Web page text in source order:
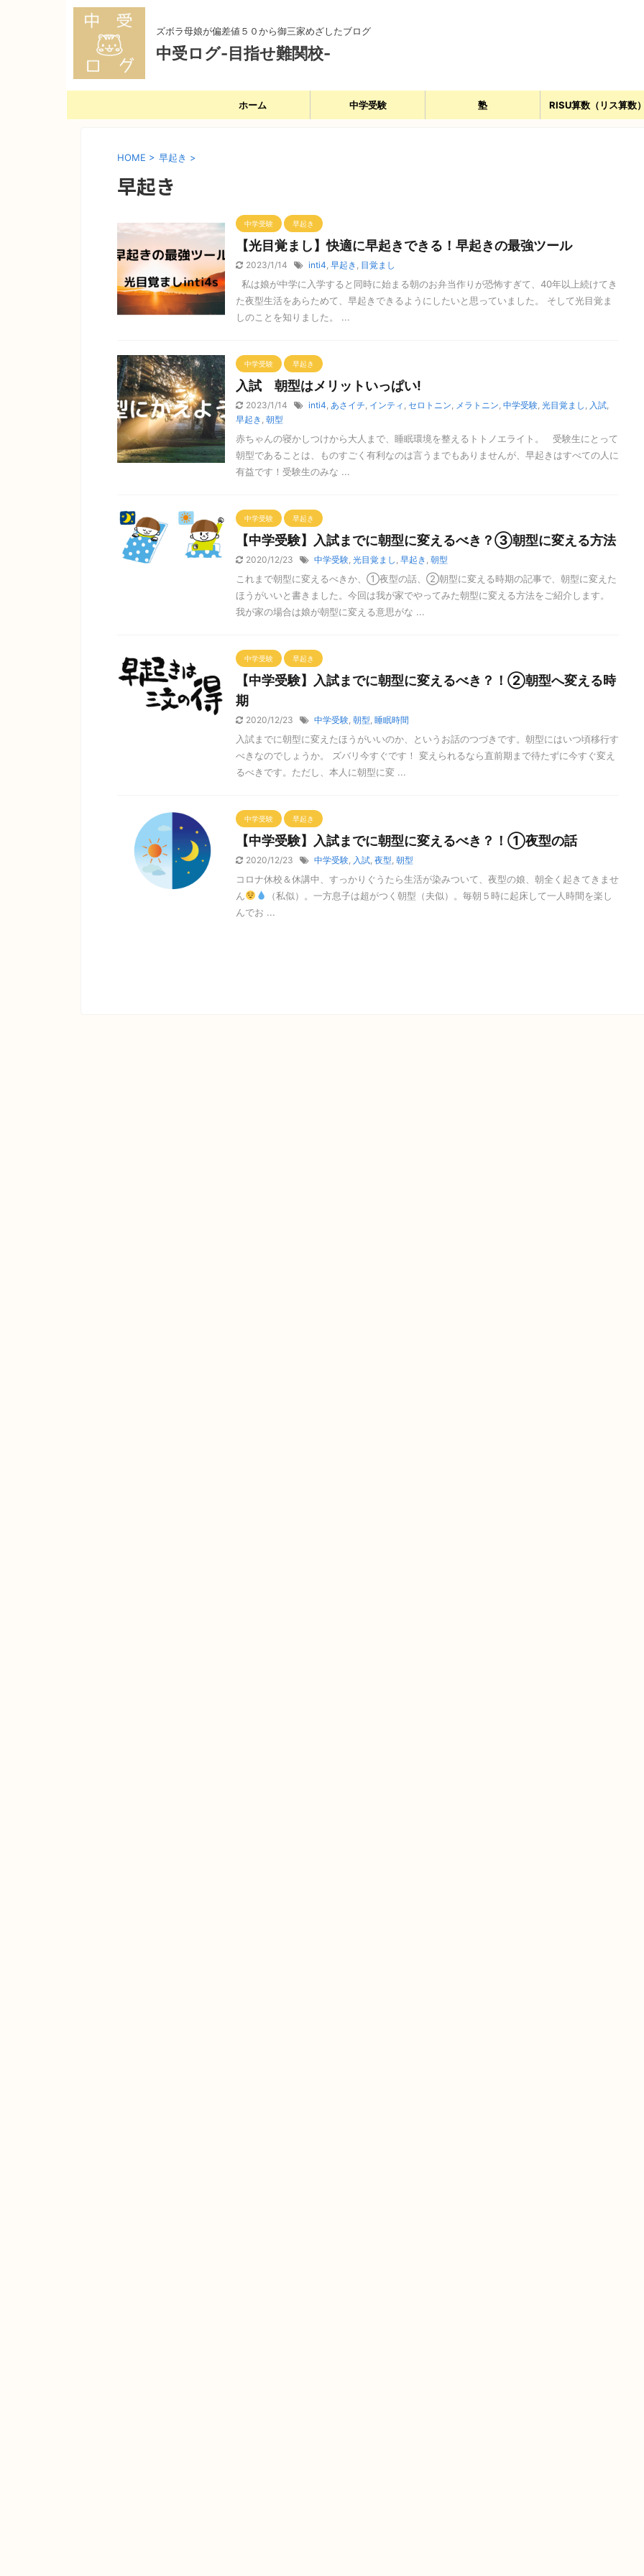
ズボラ母娘が偏差値５０から御三家めざしたブログ
中受ログ-目指せ難関校-
ホーム 中学受験 塾 RISU算数（リス算数
HOME > 早起き >
早起き
中学受験 早起き
【光目覚まし】快適に早起きできる！早起きの最強ツール
2023/1/14 inti4, 早起き , 目覚まし
私は娘が中学に入学すると同時に始まる朝のお弁当作りが恐怖すぎて、40年以上続けてき
た夜型生活をあらためて、早起きできるようにしたいと思っていました。 そして光目覚ま
しのことを知りました。 ...
中学受験 早起き
入試 朝型はメリットいっぱい!
2023/1/14 inti4, あさイチ, インティ , セロトニン, メラトニン, 中学受験, 光目覚まし , 入試,
早起き , 朝型
赤ちゃんの寝かしつけから大人まで、睡眠環境を整えるトトノエライト。 受験生にとって
朝型であることは、ものすごく有利なのは言うまでもありませんが、早起きはすべての人に
有益です！受験生のみな ...
中学受験 早起き
【中学受験】入試までに朝型に変えるべき？③朝型に変える方法
2020/12/23 中学受験, 光目覚まし , 早起き , 朝型
これまで朝型に変えるべきか、①夜型の話、②朝型に変える時期の記事で、朝型に変えた
ほうがいいと書きました。今回は我が家でやってみた朝型に変える方法をご紹介します。
我が家の場合は娘が朝型に変える意思がな ...
中学受験 早起き
【中学受験】入試までに朝型に変えるべき？！②朝型へ変える時
期
2020/12/23 中学受験, 朝型, 睡眠時間
入試までに朝型に変えたほうがいいのか、というお話のつづきです。朝型にはいつ頃移行す
べきなのでしょうか。 ズバリ今すぐです！ 変えられるなら直前期まで待たずに今すぐ変え
るべきです。ただし、本人に朝型に変 ...
中学受験 早起き
【中学受験】入試までに朝型に変えるべき？！①夜型の話
2020/12/23 中学受験, 入試, 夜型, 朝型
コロナ休校＆休講中、すっかりぐうたら生活が染みついて、夜型の娘、朝全く起きてきませ
ん
（私似）。一方息子は超がつく朝型（夫似）。毎朝５時に起床して一人時間を楽し
んでお ...